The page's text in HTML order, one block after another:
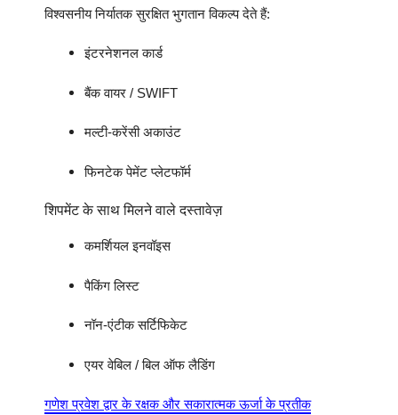
विश्वसनीय निर्यातक सुरक्षित भुगतान विकल्प देते हैं:
इंटरनेशनल कार्ड
बैंक वायर / SWIFT
मल्टी-करेंसी अकाउंट
फिनटेक पेमेंट प्लेटफॉर्म
शिपमेंट के साथ मिलने वाले दस्तावेज़
कमर्शियल इनवॉइस
पैकिंग लिस्ट
नॉन-एंटीक सर्टिफिकेट
एयर वेबिल / बिल ऑफ लैडिंग
गणेश प्रवेश द्वार के रक्षक और सकारात्मक ऊर्जा के प्रतीक